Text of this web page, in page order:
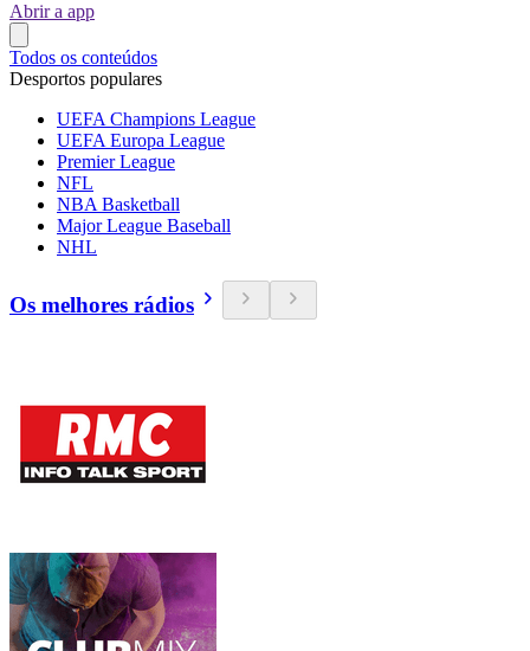
Abrir a app
Todos os conteúdos
Desportos populares
UEFA Champions League
UEFA Europa League
Premier League
NFL
NBA Basketball
Major League Baseball
NHL
Os melhores rádios